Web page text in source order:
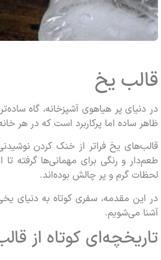
قالب‌ یخ
در دنیای پر هیاهوی آشپزخانه، گاه
ظاهر ساده اما پرکاربرد است که در هر
قالب‌های یخ فراتر از خنک کردن
طعم‌دار و رنگی برای مهمانی‌ها گرفته
لحظات گرم و پر چالش بوده‌اند.
در این مقدمه، سفری کوتاه به دنیای
آشنا می‌شویم.
تاریخچه‌ای کوتاه از